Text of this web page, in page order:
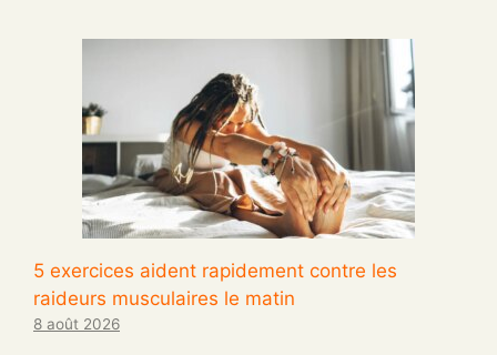
5 exercices aident rapidement contre les
raideurs musculaires le matin
8 août 2026